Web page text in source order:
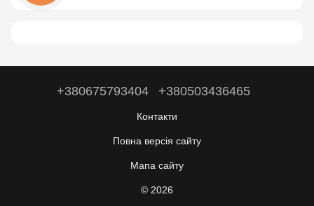
+380675793404 +380503436465
Контакти
Повна версія сайту
Мапа сайту
© 2026